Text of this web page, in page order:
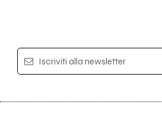
Iscriviti alla newsletter